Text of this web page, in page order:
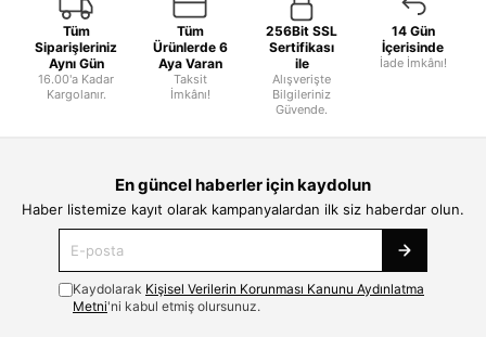
Tüm
Siparişleriniz
Aynı Gün
16.00'a Kadar
Kargolanır.
Tüm
Ürünlerde 6
Aya Varan
Taksit
İmkânı!
256Bit SSL
Sertifikası
ile
Alışverişte
Bilgileriniz
Güvende.
14 Gün
İçerisinde
İade İmkânı!
En güncel haberler için kaydolun
Haber listemize kayıt olarak kampanyalardan ilk siz haberdar olun.
Kaydolarak Kişisel Verilerin Korunması Kanunu Aydınlatma
Metni'ni kabul etmiş olursunuz.